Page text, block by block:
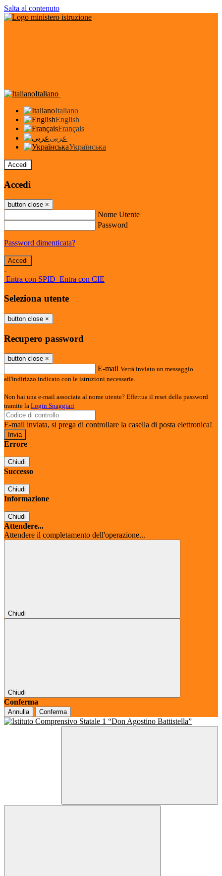
Salta al contenuto
Italiano
Italiano
English
Français
عربى
Українська
Accedi
Accedi
button close ×
Nome Utente
Password
Password dimenticata?
-
Entra con SPID Entra con CIE
Seleziona utente
button close ×
Recupero password
button close ×
E-mail Verrà inviato un messaggio
all'indirizzo indicato con le istruzioni necessarie.
Non hai una e-mail associata al nome utente? Effettua il reset della password
tramite la Login Spaggiari
E-mail inviata, si prega di controllare la casella di posta elettronica!
Errore
Chiudi
Successo
Chiudi
Informazione
Chiudi
Attendere...
Attendere il completamento dell'operazione...
Chiudi
Chiudi
Conferma
Annulla Conferma